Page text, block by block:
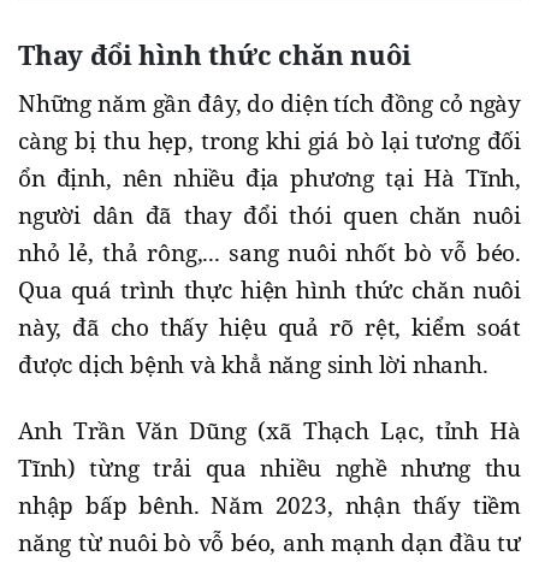
Thay đổi hình thức chăn nuôi
Những năm gần đây, do diện tích đồng cỏ ngày
càng bị thu hẹp, trong khi giá bò lại tương đối
ổn định, nên nhiều địa phương tại Hà Tĩnh,
người dân đã thay đổi thói quen chăn nuôi
nhỏ lẻ, thả rông,... sang nuôi nhốt bò vỗ béo.
Qua quá trình thực hiện hình thức chăn nuôi
này, đã cho thấy hiệu quả rõ rệt, kiểm soát
được dịch bệnh và khẳ năng sinh lời nhanh.
Anh Trần Văn Dũng (xã Thạch Lạc, tỉnh Hà
Tĩnh) từng trải qua nhiều nghề nhưng thu
nhập bấp bênh. Năm 2023, nhận thấy tiềm
năng từ nuôi bò vỗ béo, anh mạnh dạn đầu tư